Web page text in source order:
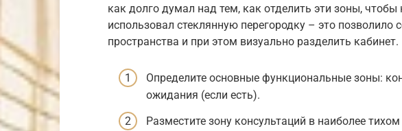
как долго думал над тем, как отделить эти зоны, чтобы
использовал стеклянную перегородку – это позволило
пространства и при этом визуально разделить кабинет.
Определите основные функциональные зоны:
ожидания (если есть).
Разместите зону консультаций в наиболее